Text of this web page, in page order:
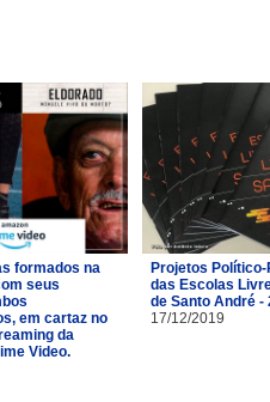
formados na
seus
em cartaz no
da
Video.
Projetos Político-
das Escolas
de Santo André -
17/12/2019